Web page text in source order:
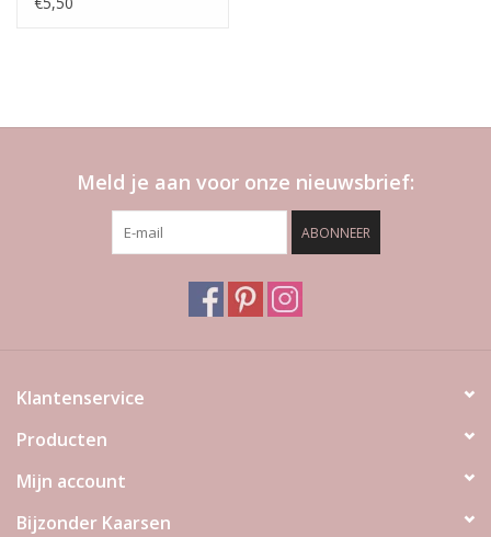
Meld je aan voor onze nieuwsbrief:
ABONNEER
Klantenservice
Producten
Mijn account
Bijzonder Kaarsen